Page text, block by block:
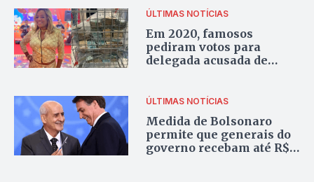
ÚLTIMAS NOTÍCIAS
Em 2020, famosos
pediram votos para
delegada acusada de
ÚLTIMAS NOTÍCIAS
Medida de Bolsonaro
permite que generais do
governo recebam até R$